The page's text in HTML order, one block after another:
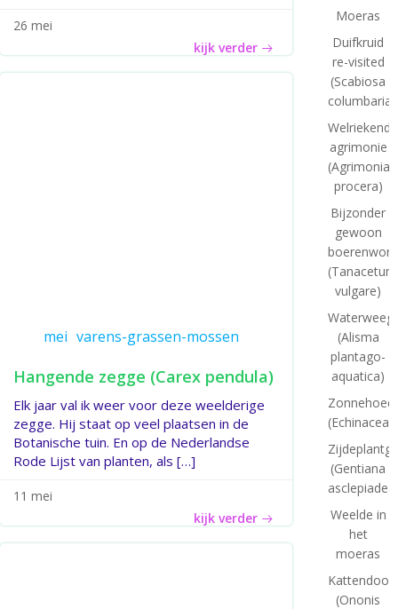
26 mei
kijk verder
mei varens-grassen-mossen
Hangende zegge (Carex pendula)
Elk jaar val ik weer voor deze weelderige
zegge. Hij staat op veel plaatsen in de
Botanische tuin. En op de Nederlandse
Rode Lijst van planten, als […]
11 mei
kijk verder
Moeras
Duifkruid
re-visited
(Scabiosa
columbaria)
Welriekende
agrimonie
(Agrimonia
procera)
Bijzonder
gewoon
(Tanacetum
vulgare)
(Alisma
plantago-
aquatica)
Zonnehoed
(Echinacea)
(Gentiana
Weelde in
het
moeras
(Ononis